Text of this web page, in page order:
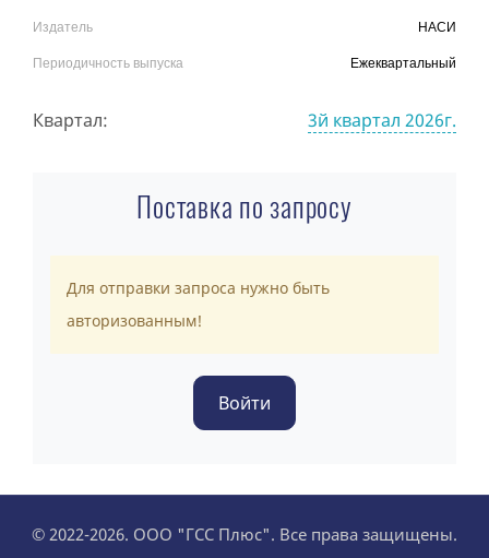
Издатель
НАСИ
Периодичность выпуска
Ежеквартальный
Квартал: 3й квартал 2026г.
Поставка по запросу
Для отправки запроса нужно быть
авторизованным!
© 2022-2026. ООО "ГСС Плюс". Все права защищены.